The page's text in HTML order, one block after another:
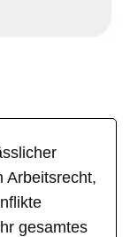
Arbeitsrecht,
gesamtes